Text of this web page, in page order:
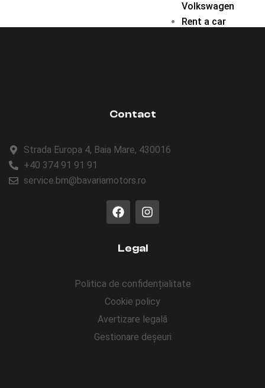
Volkswagen
Rent a car
Contact
Strada Europa 4, Baia Mare, 430016
+40 374 91 91 91
service.bm@bavariamotors.ro
Legal
Politica de confidențialitate
Cookie policy
Avertizare legală
Gestionare deșeuri